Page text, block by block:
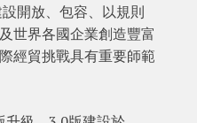
開放、包容、以規則
世界各國企業創造豐富
經貿挑戰具有重要師範